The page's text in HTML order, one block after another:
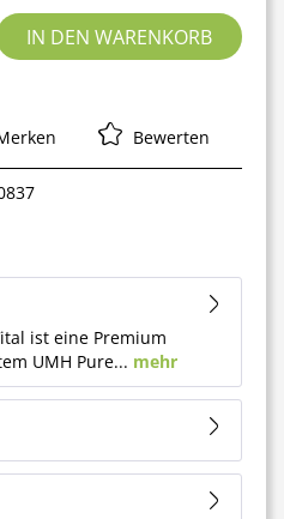
IN DEN WARENKORB
Bewerten
ist eine Premium
UMH Pure... mehr